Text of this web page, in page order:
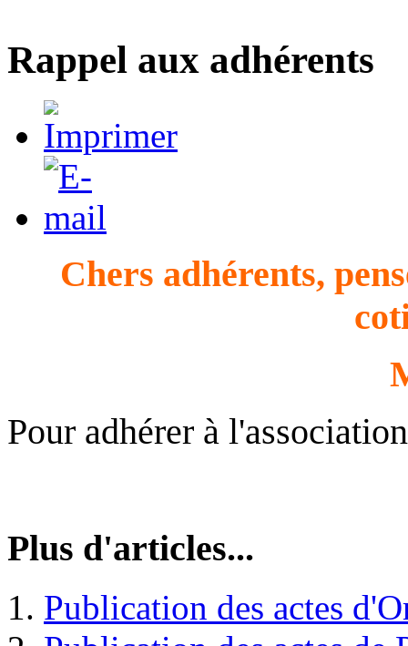
Rappel aux adhérents
Chers adhérents,
Pour adhérer à
Plus d'articles...
Publication des actes